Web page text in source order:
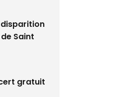
Saint
gratuit